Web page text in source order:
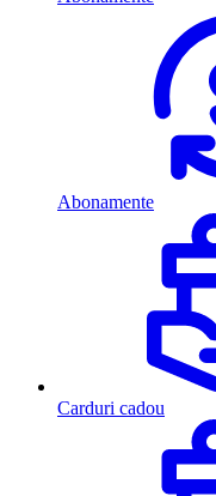
Abonamente
Carduri cadou